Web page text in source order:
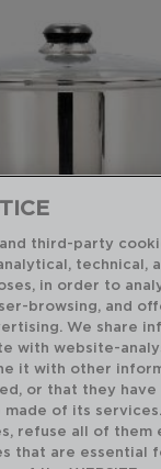
third-party
technical,
in order to
browsing, and
We share
with website-
it with other
or that they have
made of its
refuse all of them
that are essential